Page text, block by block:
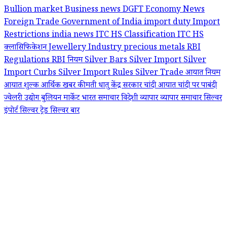
Bullion marketBusiness newsDGFTEconomy News
Foreign TradeGovernment of Indiaimport dutyImport
Restrictionsindia newsITC HS ClassificationITC HS
क्लासिफिकेशनJewellery Industryprecious metalsRBI
RegulationsRBI नियमSilver BarsSilver ImportSilver
Import CurbsSilver Import RulesSilver Tradeआयात नियम
आयात शुल्‍कआर्थिक खबरकीमती धातुकेंद्र सरकारचांदी आयातचांदी पर पाबंदी
ज्वेलरी उद्योगबुलियन मार्केटभारत समाचारविदेशी व्यापारव्यापार समाचारसिल्वर
इंपोर्टसिल्वर ट्रेडसिल्वर बार